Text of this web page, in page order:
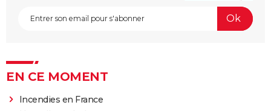
EN CE MOMENT
Incendies en France